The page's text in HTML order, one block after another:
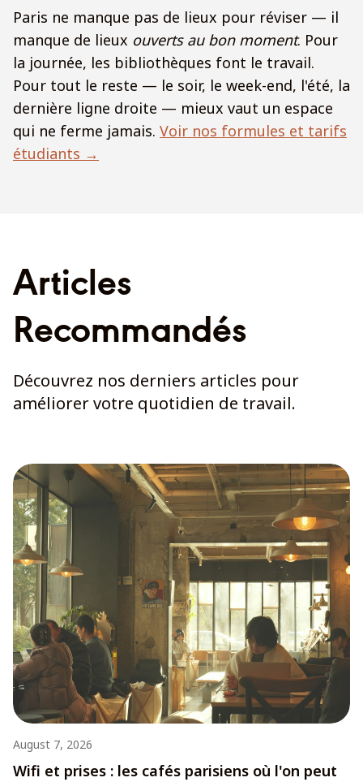
Paris ne manque pas de lieux pour réviser — il
manque de lieux ouverts au bon moment. Pour
la journée, les bibliothèques font le travail.
Pour tout le reste — le soir, le week-end, l'été, la
dernière ligne droite — mieux vaut un espace
qui ne ferme jamais. Voir nos formules et tarifs
étudiants →
Articles
Recommandés
Découvrez nos derniers articles pour
améliorer votre quotidien de travail.
August 7, 2026
Wifi et prises : les cafés parisiens où l'on peut